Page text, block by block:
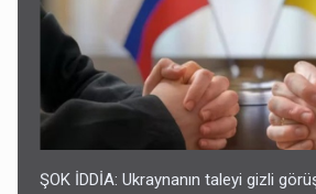
ŞOK İDDİA: Ukraynanın taleyi gizli